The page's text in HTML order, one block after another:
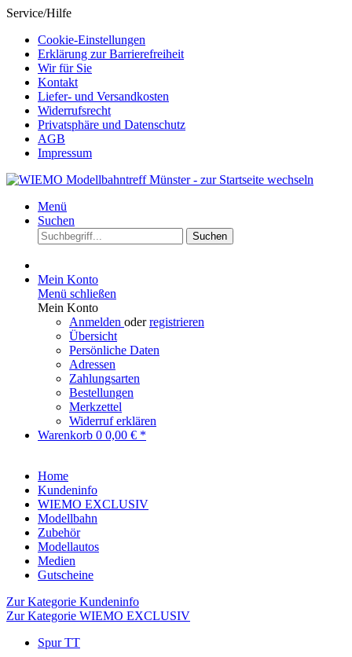
Service/Hilfe
Cookie-Einstellungen
Erklärung zur Barrierefreiheit
Wir für Sie
Kontakt
Liefer- und Versandkosten
Widerrufsrecht
Privatsphäre und Datenschutz
AGB
Impressum
Menü
Suchen
Suchen
Mein Konto
Menü schließen
Mein Konto
Anmelden oderregistrieren
Übersicht
Persönliche Daten
Adressen
Zahlungsarten
Bestellungen
Merkzettel
Widerruf erklären
Warenkorb 0 0,00 € *
Home
Kundeninfo
WIEMO EXCLUSIV
Modellbahn
Zubehör
Modellautos
Medien
Gutscheine
Zur Kategorie Kundeninfo
Zur Kategorie WIEMO EXCLUSIV
Spur TT